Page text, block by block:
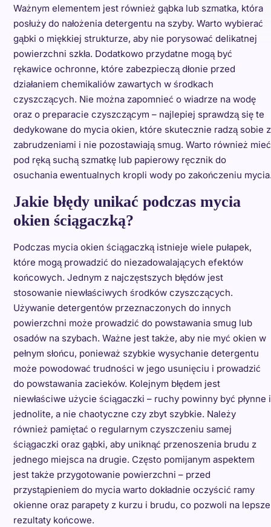
Ważnym elementem jest również gąbka lub szmatka, która
posłuży do nałożenia detergentu na szyby. Warto wybierać
gąbki o miękkiej strukturze, aby nie porysować delikatnej
powierzchni szkła. Dodatkowo przydatne mogą być
rękawice ochronne, które zabezpieczą dłonie przed
działaniem chemikaliów zawartych w środkach
czyszczących. Nie można zapomnieć o wiadrze na wodę
oraz o preparacie czyszczącym – najlepiej sprawdzą się te
dedykowane do mycia okien, które skutecznie radzą sobie z
zabrudzeniami i nie pozostawiają smug. Warto również mieć
pod ręką suchą szmatkę lub papierowy ręcznik do
osuchania ewentualnych kropli wody po zakończeniu
Jakie błędy unikać podczas mycia
okien ściągaczką?
Podczas mycia okien ściągaczką istnieje wiele pułapek,
które mogą prowadzić do niezadowalających efektów
końcowych. Jednym z najczęstszych błędów jest
stosowanie niewłaściwych środków czyszczących.
Używanie detergentów przeznaczonych do innych
powierzchni może prowadzić do powstawania smug lub
osadów na szybach. Ważne jest także, aby nie myć okien w
pełnym słońcu, ponieważ szybkie wysychanie detergentu
może powodować trudności w jego usunięciu i prowadzić
do powstawania zacieków. Kolejnym błędem jest
niewłaściwe użycie ściągaczki – ruchy powinny być płynne i
jednolite, a nie chaotyczne czy zbyt szybkie. Należy
również pamiętać o regularnym czyszczeniu samej
ściągaczki oraz gąbki, aby uniknąć przenoszenia brudu z
jednego miejsca na drugie. Często pomijanym aspektem
jest także przygotowanie powierzchni – przed
przystąpieniem do mycia warto dokładnie oczyścić ramy
okienne oraz parapety z kurzu i brudu, co pozwoli na lepsze
rezultaty końcowe.